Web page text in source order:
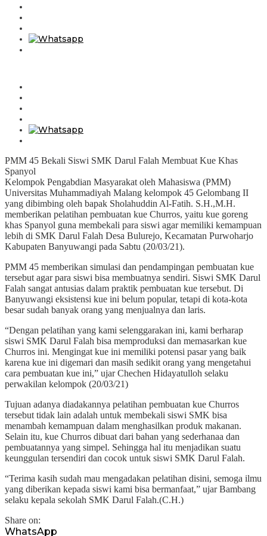
PMM 45 Bekali Siswi SMK Darul Falah Membuat Kue Khas
Spanyol
Kelompok Pengabdian Masyarakat oleh Mahasiswa (PMM)
Universitas Muhammadiyah Malang kelompok 45 Gelombang II
yang dibimbing oleh bapak Sholahuddin Al-Fatih. S.H.,M.H.
memberikan pelatihan pembuatan kue Churros, yaitu kue goreng
khas Spanyol guna membekali para siswi agar memiliki kemampuan
lebih di SMK Darul Falah Desa Bulurejo, Kecamatan Purwoharjo
Kabupaten Banyuwangi pada Sabtu (20/03/21).
PMM 45 memberikan simulasi dan pendampingan pembuatan kue
tersebut agar para siswi bisa membuatnya sendiri. Siswi SMK Darul
Falah sangat antusias dalam praktik pembuatan kue tersebut. Di
Banyuwangi eksistensi kue ini belum popular, tetapi di kota-kota
besar sudah banyak orang yang menjualnya dan laris.
“Dengan pelatihan yang kami selenggarakan ini, kami berharap
siswi SMK Darul Falah bisa memproduksi dan memasarkan kue
Churros ini. Mengingat kue ini memiliki potensi pasar yang baik
karena kue ini digemari dan masih sedikit orang yang mengetahui
cara pembuatan kue ini,” ujar Chechen Hidayatulloh selaku
perwakilan kelompok (20/03/21)
Tujuan adanya diadakannya pelatihan pembuatan kue Churros
tersebut tidak lain adalah untuk membekali siswi SMK bisa
menambah kemampuan dalam menghasilkan produk makanan.
Selain itu, kue Churros dibuat dari bahan yang sederhanaa dan
pembuatannya yang simpel. Sehingga hal itu menjadikan suatu
keunggulan tersendiri dan cocok untuk siswi SMK Darul Falah.
“Terima kasih sudah mau mengadakan pelatihan disini, semoga ilmu
yang diberikan kepada siswi kami bisa bermanfaat,” ujar Bambang
selaku kepala sekolah SMK Darul Falah.(C.H.)
Share on:
WhatsApp